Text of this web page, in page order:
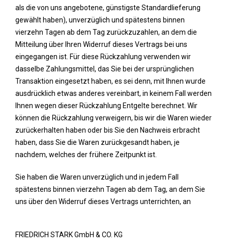
als die von uns angebotene, günstigste Standardlieferung
gewählt haben), unverzüglich und spätestens binnen
vierzehn Tagen ab dem Tag zurückzuzahlen, an dem die
Mitteilung über Ihren Widerruf dieses Vertrags bei uns
eingegangen ist. Für diese Rückzahlung verwenden wir
dasselbe Zahlungsmittel, das Sie bei der ursprünglichen
Transaktion eingesetzt haben, es sei denn, mit Ihnen wurde
ausdrücklich etwas anderes vereinbart, in keinem Fall werden
Ihnen wegen dieser Rückzahlung Entgelte berechnet. Wir
können die Rückzahlung verweigern, bis wir die Waren wieder
zurückerhalten haben oder bis Sie den Nachweis erbracht
haben, dass Sie die Waren zurückgesandt haben, je
nachdem, welches der frühere Zeitpunkt ist.
Sie haben die Waren unverzüglich und in jedem Fall
spätestens binnen vierzehn Tagen ab dem Tag, an dem Sie
uns über den Widerruf dieses Vertrags unterrichten, an
FRIEDRICH STARK GmbH & CO. KG